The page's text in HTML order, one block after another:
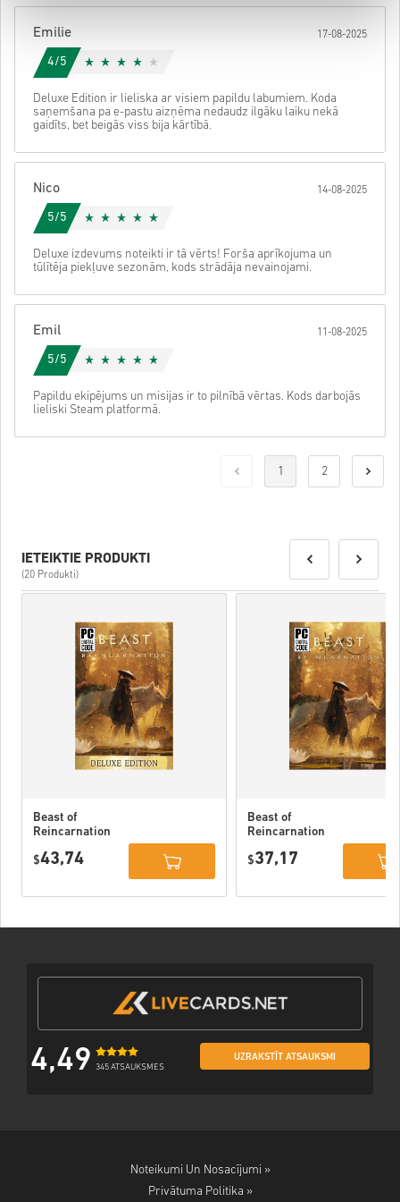
Pēc tam saņemsi e-pastu ar drošu saiti, lai piekļūtu savam kodam.
Emilie 17-08-2025
4/5
Deluxe Edition ir lieliska ar visiem papildu labumiem. Koda
saņemšana pa e-pastu aizņēma nedaudz ilgāku laiku nekā
gaidīts, bet beigās viss bija kārtībā.
Nico 14-08-2025
5/5
Deluxe izdevums noteikti ir tā vērts! Forša aprīkojuma un
tūlītēja piekļuve sezonām, kods strādāja nevainojami.
Emil 11-08-2025
5/5
Papildu ekipējums un misijas ir to pilnībā vērtas. Kods darbojās
lieliski Steam platformā.
1 2
IETEIKTIE PRODUKTI
(20 Produkti)
Beast of
Reincarnation
PC (STEAM)
$43,74
Beast of
Reincarnation
$37,17
4,49 345 ATSAUKSMES
UZRAKSTĪT ATSAUKSMI
Noteikumi Un Nosacījumi »
Privātuma Politika »